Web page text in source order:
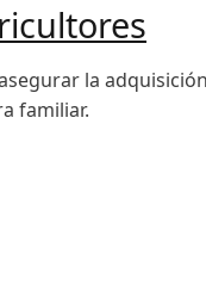
la
familiar.